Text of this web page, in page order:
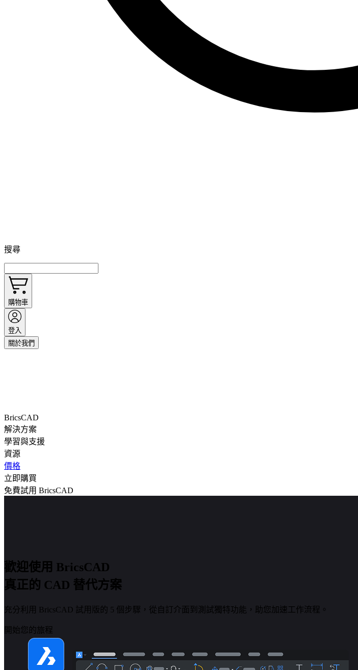
搜尋
購物車
登入
關於我們
BricsCAD
解決方案
學習與支援
資源
價格
立即購買
免費試用 BricsCAD
歡迎使用 BricsCAD
真正的 CAD 替代方案
充分利用 BricsCAD 試用版的 5 個步驟，從自訂介面到測試獨特功能，助您加速工作流程。
開始您的旅程